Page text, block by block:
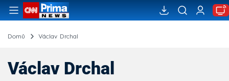
Domů Václav Drchal
Václav Drchal